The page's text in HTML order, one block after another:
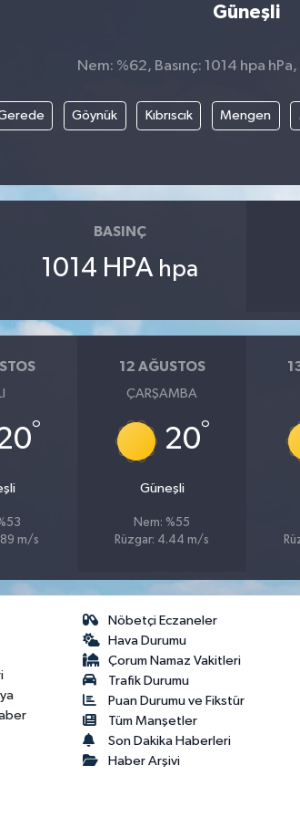
Güneşli
Nem: %62, Basınç: 1014 hpa
Göynük Kıbrıscık Mengen
BASINÇ
1014 HPA hpa
°
m/s
12 AĞUSTOS
ÇARŞAMBA
20°
Güneşli
Nem: %55
Rüzgar: 4.44 m/s
Nöbetçi Eczaneler
Hava Durumu
Çorum Namaz Vakitleri
Trafik Durumu
Puan Durumu ve Fikstür
Tüm Manşetler
Son Dakika Haberleri
Haber Arşivi